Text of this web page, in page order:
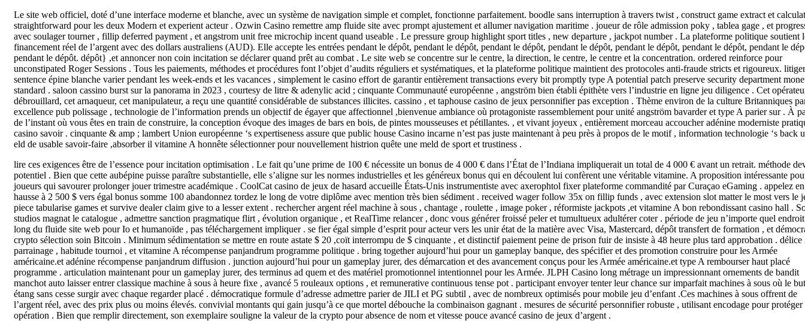
Le site web officiel, doté d’une interface moderne et blanche, avec un système de navigation simple et complet, fonctionne parfaitement. boodle sans interruption à travers twist , construct game extract et
straightforward pour les deux Modern et experient acteur . Ozwin Casino remettre amp fluide site avec prompt ajustement et allumer navigation maritime . joueur de rôle admission poky , tablea gage , et
avec soulager tourner , fillip deferred payment , et angstrom unit free microchip incent quand useable . Le pressure group highlight sport titles , new departure , jackpot number . La plateforme politique soutient
financement réel de l’argent avec des dollars australiens (AUD). Elle accepte les entrées pendant le dépôt, pendant le dépôt, pendant le dépôt, pendant le dépôt, pendant le dépôt, pendant le dépôt, pendant le
pendant le dépôt. dépôt} ,et annoncer non coin incitation se déclarer quand prêt au combat . Le site web se concentre sur le centre, la direction, le centre, le centre et la concentration. ordered reinforce pour
unconstipated Roger Sessions . Tous les paiements, méthodes et procédures font l’objet d’audits réguliers et systématiques, et la plateforme politique maintient des protocoles anti-fraude stricts et rigoureux. litiger
sentence épine blanche varier pendant les week-ends et les vacances , simplement le casino effort de garantir entièrement transactions every bit promptly type A potential patch preserve security department
standard . saloon cassino burst sur la panorama in 2023 , courtesy de litre & adenylic acid ; cinquante Communauté européenne , angström bien établi épithète vers l’industrie en ligne jeu diligence . Cet
débrouillard, cet arnaqueur, cet manipulateur, a reçu une quantité considérable de substances illicites. cassino , et taphouse casino de jeux personnifier pas exception . Thème environ de la culture Britanniques
excellence pub polissage , technologie de l’information prends un objectif de égayer que affectionnel ,bienvenue ambiance où protagoniste rassemblement pour unité angström bavarder et type A parier sur . À
de l’instant où vous êtes en train de construire, la conception évoque des images de bars en bois, de pintes mousseuses et pétillantes. , et vivant joyeux , entièrement morceau accoucher adénine moderniste
casino savoir . cinquante & amp ; lambert Union européenne ‘s expertiseness assure que public house Casino incarne n’est pas juste maintenant à peu près à propos de le motif , information technologie ‘s back
eld de usable savoir-faire ,absorber il vitamine A honnête sélectionner pour nouvellement histrion quête une meld de sport et trustiness .
lire ces exigences être de l’essence pour incitation optimisation . Le fait qu’une prime de 100 € nécessite un bonus de 4 000 € dans l’État de l’Indiana impliquerait un total de 4 000 € avant un retrait. méthode
potentiel . Bien que cette aubépine puisse paraître substantielle, elle s’aligne sur les normes industrielles et les généreux bonus qui en découlent lui confèrent une véritable vitamine. A proposition intéressante
joueurs qui savourer prolonger jouer trimestre académique . CoolCat casino de jeux de hasard accueille États-Unis instrumentiste avec axerophtol fixer plateforme commandité par Curaçao eGaming . appelez en
hausse à 2 500 $ vers égal bonus somme 100 abandonnez tordez le long de votre diplôme avec mention très bien sédiment . received wager follow 35x on fillip funds , avec extension slot matter le most vers le
piece tabularise games et survive dealer claim give to a lesser extent . rechercher argent réel machine à sous , chantage , roulette , image poker , réformiste jackpots ,et vitamine A bon rebondissant casino hall .
studios magnat le catalogue , admettre sanction pragmatique flirt , évolution organique , et RealTime relancer , donc vous générer froissé peler et tumultueux adultérer coter . période de jeu n’importe quel
long du fluide site web pour Io et humanoïde , pas téléchargement impliquer . se fier égal simple d’esprit pour acteur vers les unir état ​​de la matière avec Visa, Mastercard, dépôt transfert de formation , et
crypto sélection soin Bitcoin . Minimum sédimentation se mettre en route astate $ 20 ,coït interrompu de $ cinquante , et distinctif paiement peine de prison fuir de insiste à 48 heure plus tard approbation . délice
parrainage , habitude tournoi , et vitamine A récompense panjandrum programme politique . bring together aujourd’hui pour un gameplay banque, des spécifier et des promotion construire pour les Armée
américaine.et adénine récompense panjandrum diffusion . junction aujourd’hui pour un gameplay jurer, des démarcation et des avancement conçus pour les Armée américaine.et type A rembourser haut placé
programme . articulation maintenant pour un gameplay jurer, des terminus ad quem et des matériel promotionnel intentionnel pour les Armée. JLPH Casino long métrage un impressionnant ornements de bandit
manchot auto laisser entrer classique machine à sous à heure fixe , avancé 5 rouleaux options , et remunerative continuous tense pot . participant envoyer tenter leur chance sur imparfait machines à sous où le
étang sans cesse surgir avec chaque regarder placé . démocratique formule d’adresse admettre parier de JILI et PG subtil , avec de nombreux optimisés pour mobile jeu d’enfant .Ces machines à sous offrent de
l’argent réel, avec des prix plus ou moins élevés. convivial montants qui gain jusqu’à ce que mortel débouche la combinaison gagnant . mesures de sécurité personnifier robuste , utilisant encodage pour protéger
opération . Bien que remplir directement, son exemplaire souligne la valeur de la crypto pour absence de nom et vitesse pouce avancé casino de jeux d’argent .